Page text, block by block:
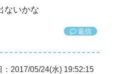
ないかな
返信
：2017/05/24(水) 19:52:15